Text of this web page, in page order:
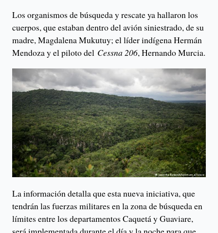
Los organismos de búsqueda y rescate ya hallaron los
cuerpos, que estaban dentro del avión siniestrado, de su
madre, Magdalena Mukutuy; el líder indígena Hermán
Mendoza y el piloto del Cessna 206, Hernando Murcia.
La información detalla que esta nueva iniciativa, que
tendrán las fuerzas militares en la zona de búsqueda en
límites entre los departamentos Caquetá y Guaviare,